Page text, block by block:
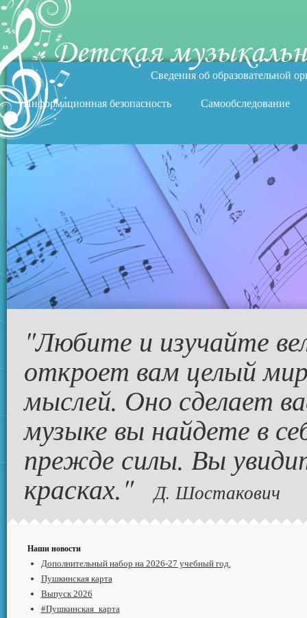
Сведения об образовательной
Информационная безопасность Самообследование
"Любите и изучайте
откроет вам целый
мыслей. Оно сделает
музыке вы найдете в
прежде силы. Вы
красках." Д. Шостакович
Наши новости
Дополнительный набор на 2026-27 учебный год.
Пушкинская карта
Выпуск 2026
#Пушкинская_карта